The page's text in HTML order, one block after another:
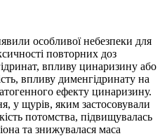
особливої небезпеки для
повторних доз
впливу цинаризину або
впливу дименгідринату на
ефекту цинаризину.
у щурів, яким застосовували
потомства, підвищувалась
та знижувалася маса